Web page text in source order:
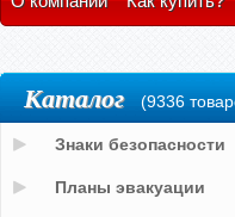
Каталог (9336
Знаки безопасности
Планы эвакуации